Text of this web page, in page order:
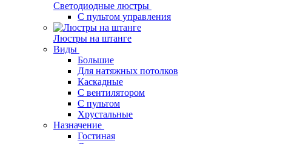
Светодиодные люстры
С пультом управления
Люстры на штанге
Виды
Большие
Для натяжных потолков
Каскадные
С вентилятором
С пультом
Хрустальные
Назначение
Гостиная